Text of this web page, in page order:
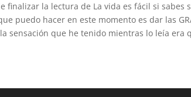
finalizar la lectura de La vida es fácil si sabes
puedo hacer en este momento es dar las
sensación que he tenido mientras lo leía era